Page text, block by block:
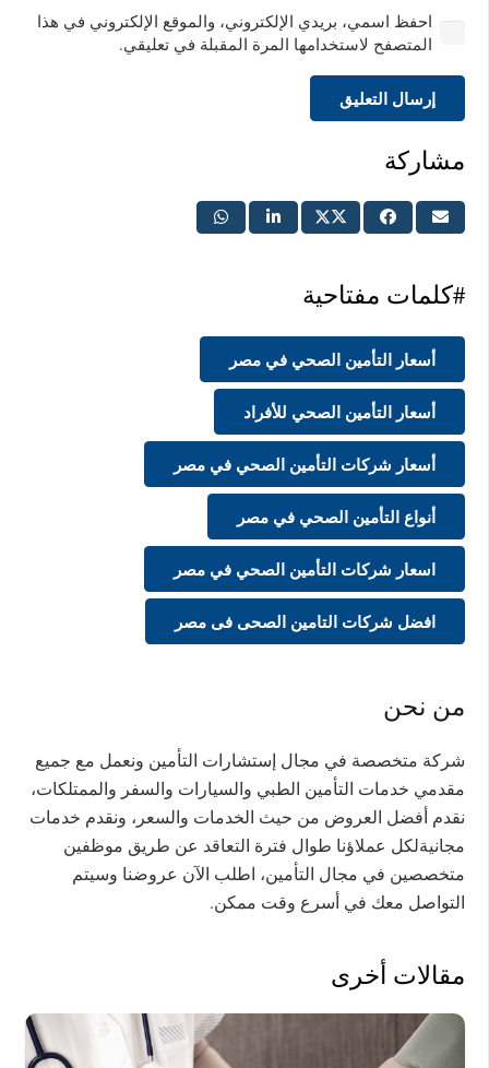
احفظ اسمي، بريدي الإلكتروني، والموقع الإلكتروني في هذا
المتصفح لاستخدامها المرة المقبلة في تعليقي.
إرسال التعليق
مشاركة
#كلمات مفتاحية
أسعار التأمين الصحي في مصر
أسعار التأمين الصحي للأفراد
أسعار شركات التأمين الصحي في مصر
أنواع التأمين الصحي في مصر
اسعار شركات التأمين الصحي في مصر
افضل شركات التامين الصحى فى مصر
من نحن
شركة متخصصة في مجال إستشارات التأمين ونعمل مع جميع
مقدمي خدمات التأمين الطبي والسيارات والسفر والممتلكات،
نقدم أفضل العروض من حيث الخدمات والسعر، ونقدم خدمات
مجانيةلكل عملاؤنا طوال فترة التعاقد عن طريق موظفين
متخصصين في مجال التأمين، اطلب الآن عروضنا وسيتم
التواصل معك في أسرع وقت ممكن.
مقالات أخرى